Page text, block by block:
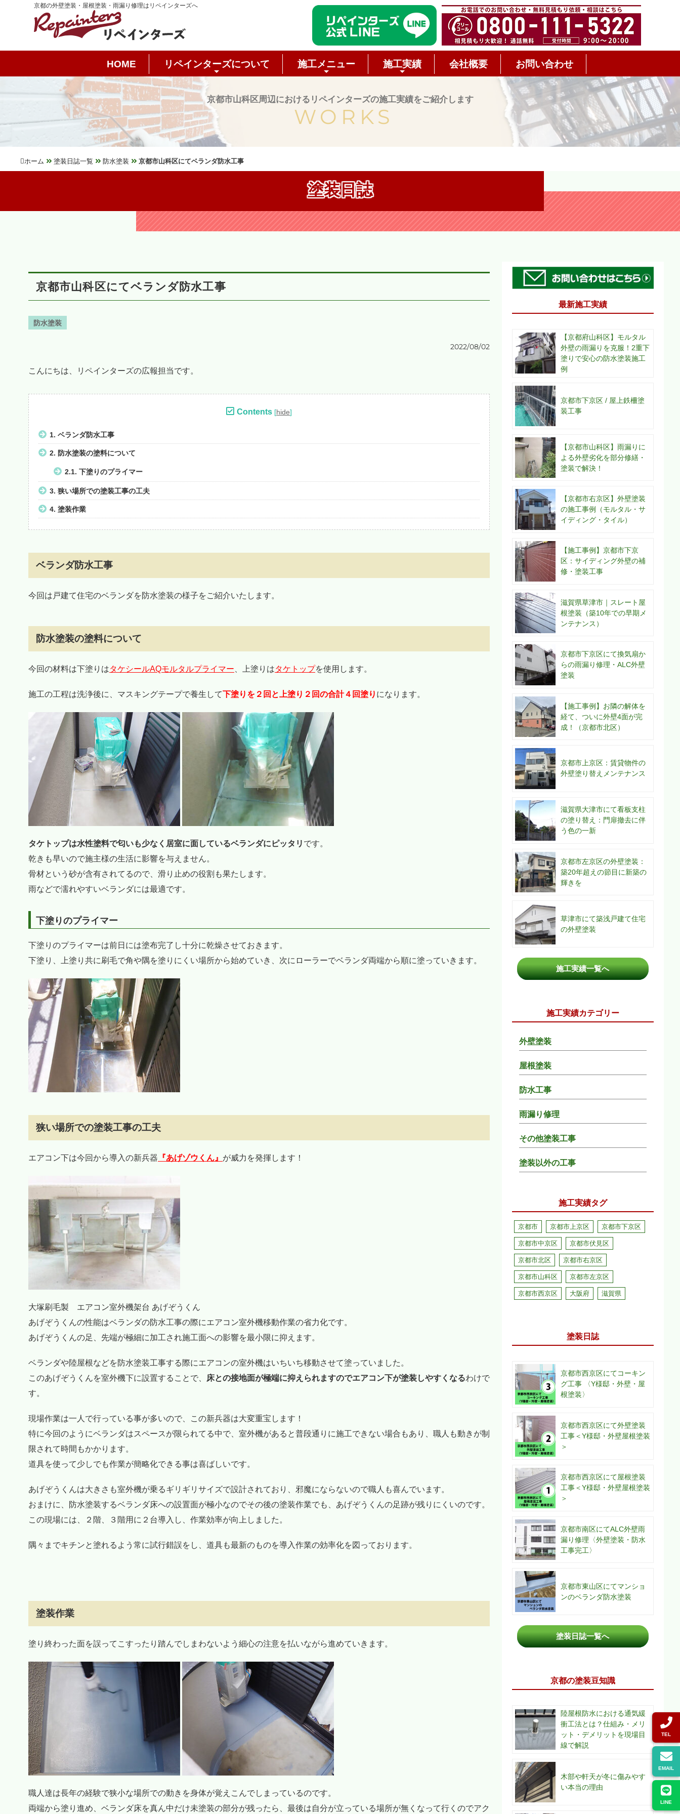
京都の外壁塗装・屋根塗装・雨漏り修理はリペインターズへ
HOME リペインターズについて 施工メニュー 施工実績 会社概要 お問い合わせ
京都市山科区周辺におけるリペインターズの施工実績をご紹介します
WORKS
ホーム 塗装日誌一覧 防水塗装 京都市山科区にてベランダ防水工事
塗装日誌
京都市山科区にてベランダ防水工事
防水塗装
2022/08/02
こんにちは、リペインターズの広報担当です。
Contents [hide]
1. ベランダ防水工事
2. 防水塗装の塗料について
2.1. 下塗りのプライマー
3. 狭い場所での塗装工事の工夫
4. 塗装作業
ベランダ防水工事
今回は戸建て住宅のベランダを防水塗装の様子をご紹介いたします。
防水塗装の塗料について
今回の材料は下塗りはタケシールAQモルタルプライマー 、上塗りはタケトップを使用します。
施工の工程は洗浄後に、マスキングテープで養生して下塗りを２回と上塗り２回の合計４回塗り になります。
タケトップは水性塗料で匂いも少なく居室に面しているベランダにピッタリ です。
乾きも早いので施主様の生活に影響を与えません。
骨材という砂が含有されてるので、滑り止めの役割も果たします。
雨などで濡れやすいベランダには最適です。
下塗りのプライマー
下塗りのプライマーは前日には塗布完了し十分に乾燥させておきます。
下塗り、上塗り共に刷毛で角や隅を塗りにくい場所から始めていき、次にローラーでベランダ両端から順に塗っていきます。
狭い場所での塗装工事の工夫
エアコン下は今回から導入の新兵器 『あげゾウくん』 が威力を発揮します！
大塚刷毛製 エアコン室外機架台 あげぞうくん
あげぞうくんの性能はベランダの防水工事の際にエアコン室外機移動作業の省力化です。
あげぞうくんの足、先端が極細に加工され施工面への影響を最小限に抑えます。
ベランダや陸屋根などを防水塗装工事する際にエアコンの室外機はいちいち移動させて塗っていました。
このあげぞうくんを室外機下に設置することで、
床との接地面が極端に抑えられますのでエアコン下が塗装しやすくなるわけで
す。
現場作業は一人で行っている事が多いので、この新兵器は大変重宝します！
特に今回のようにベランダはスペースが限られてる中で、室外機があると普段通りに施工できない場合もあり、職人も動きが制
限されて時間もかかります。
道具を使って少しでも作業が簡略化できる事は喜ばしいです。
あげぞうくんは大きさも室外機が乗るギリギリサイズで設計されており、邪魔にならないので職人も喜んでいます。
おまけに、防水塗装するベランダ床への設置面が極小なのでその後の塗装作業でも、あげぞうくんの足跡が残りにくいのです。
この現場には、２階、３階用に２台導入し、作業効率が向上しました。
隅々までキチンと塗れるよう常に試行錯誤をし、道具も最新のものを導入作業の効率化を図っております。
塗装作業
塗り終わった面を誤ってこすったり踏んでしまわないよう細心の注意を払いながら進めていきます。
職人達は長年の経験で狭小な場所での動きを身体が覚えこんでしまっているのです。
両端から塗り進め、ベランダ床を真ん中だけ未塗装の部分が残ったら、最後は自分が立っている場所が無くなって行くのでアク
最新施工実績
【京都府山科区】モルタル
外壁の雨漏りを克服！2重下
塗りで安心の防水塗装施工
例
京都市下京区 / 屋上鉄柵塗
装工事
【京都市山科区】雨漏りに
よる外壁劣化を部分修繕・
塗装で解決！
【京都市右京区】外壁塗装
の施工事例（モルタル・サ
イディング・タイル）
【施工事例】京都市下京
区：サイディング外壁の補
修・塗装工事
滋賀県草津市｜スレート屋
根塗装（築10年での早期メ
ンテナンス）
京都市下京区にて換気扇か
らの雨漏り修理・ALC外壁
塗装
【施工事例】お隣の解体を
経て、ついに外壁4面が完
成！（京都市北区）
京都市上京区：賃貸物件の
外壁塗り替えメンテナンス
滋賀県大津市にて看板支柱
の塗り替え：門扉撤去に伴
う色の一新
京都市左京区の外壁塗装：
築20年超えの節目に新築の
輝きを
草津市にて築浅戸建て住宅
の外壁塗装
施工実績一覧へ
施工実績カテゴリー
外壁塗装
屋根塗装
防水工事
雨漏り修理
その他塗装工事
塗装以外の工事
施工実績タグ
京都市 京都市上京区 京都市下京区
京都市中京区 京都市伏見区
京都市北区 京都市右京区
京都市山科区 京都市左京区
京都市西京区 大阪府 滋賀県
塗装日誌
京都市西京区にてコーキン
グ工事 〈Y様邸・外壁・屋
根塗装〉
京都市西京区にて外壁塗装
工事＜Y様邸・外壁屋根塗装
＞
京都市西京区にて屋根塗装
工事＜Y様邸・外壁屋根塗装
＞
京都市南区にてALC外壁雨
漏り修理〈外壁塗装・防水
工事完工〉
京都市東山区にてマンショ
ンのベランダ防水塗装
塗装日誌一覧へ
京都の塗装豆知識
陸屋根防水における通気緩
衝工法とは？仕組み・メリ
ット・デメリットを現場目
線で解説
木部や軒天が冬に傷みやす
い本当の理由
TEL
EMAIL
LINE